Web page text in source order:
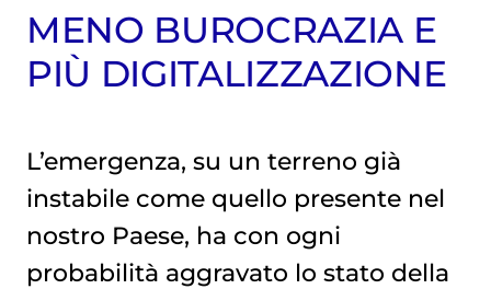
MENO BUROCRAZIA E
PIÙ DIGITALIZZAZIONE
L’emergenza, su un terreno già
instabile come quello presente nel
nostro Paese, ha con ogni
probabilità aggravato lo stato della